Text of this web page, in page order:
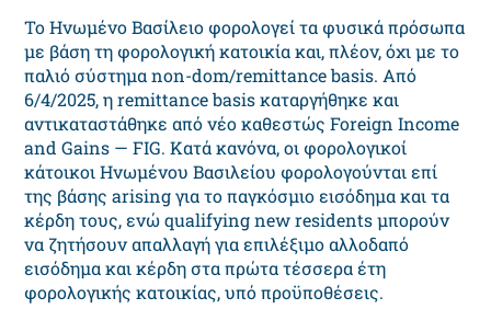
Το Ηνωμένο Βασίλειο φορολογεί τα φυσικά πρόσωπα
με βάση τη φορολογική κατοικία και, πλέον, όχι με το
παλιό σύστημα non-dom/remittance basis. Από
6/4/2025, η remittance basis καταργήθηκε και
αντικαταστάθηκε από νέο καθεστώς Foreign Income
and Gains — FIG. Κατά κανόνα, οι φορολογικοί
κάτοικοι Ηνωμένου Βασιλείου φορολογούνται επί
της βάσης arising για το παγκόσμιο εισόδημα και τα
κέρδη τους, ενώ qualifying new residents μπορούν
να ζητήσουν απαλλαγή για επιλέξιμο αλλοδαπό
εισόδημα και κέρδη στα πρώτα τέσσερα έτη
φορολογικής κατοικίας, υπό προϋποθέσεις.